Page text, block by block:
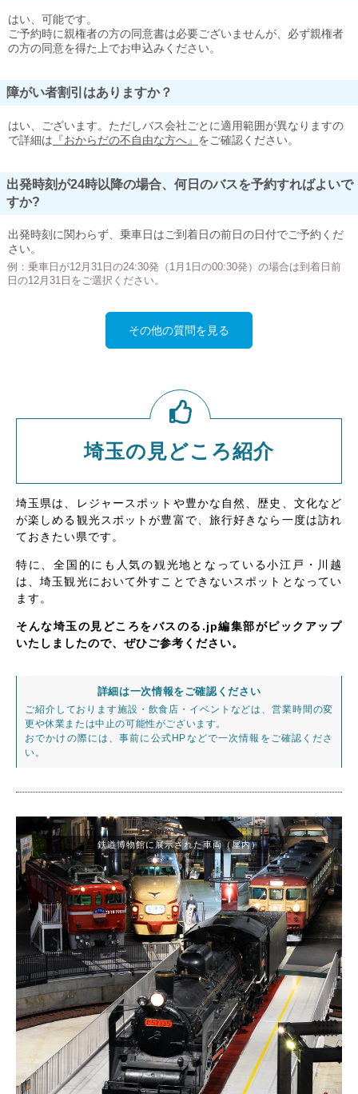
はい、可能です。
ご予約時に親権者の方の同意書は必要ございませんが、必ず親権者
の方の同意を得た上でお申込みください。
障がい者割引はありますか？
はい、ございます。ただしバス会社ごとに適用範囲が異なりますの
で詳細は 『おからだの不自由な方へ』 をご確認ください。
出発時刻が24時以降の場合、何日のバスを予約すればよいで
すか?
出発時刻に関わらず、乗車日はご到着日の前日の日付でご予約くだ
さい。
例：乗車日が12月31日の24:30発（1月1日の00:30発）の場合は到着日前
日の12月31日をご選択ください。
その他の質問を見る
埼玉の見どころ紹介
埼玉県は、レジャースポットや豊かな自然、歴史、文化など
が楽しめる観光スポットが豊富で、旅行好きなら一度は訪れ
ておきたい県です。
特に、全国的にも人気の観光地となっている小江戸・川越
は、埼玉観光において外すことできないスポットとなってい
ます。
そんな埼玉の見どころをバスのる.jp編集部がピックアップ
いたしましたので、ぜひご参考ください。
詳細は一次情報をご確認ください
ご紹介しております施設・飲食店・イベントなどは、営業時間の変
更や休業または中止の可能性がございます。
おでかけの際には、事前に公式HPなどで一次情報をご確認くださ
い。
鉄道博物館に展示された車両（屋内）